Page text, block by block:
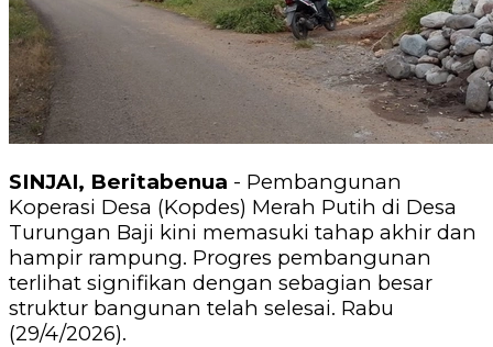
SINJAI, Beritabenua - Pembangunan
Koperasi Desa (Kopdes) Merah Putih di Desa
Turungan Baji kini memasuki tahap akhir dan
hampir rampung. Progres pembangunan
terlihat signifikan dengan sebagian besar
struktur bangunan telah selesai. Rabu
(29/4/2026).